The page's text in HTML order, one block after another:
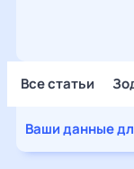
Все статьи
Ваши данные